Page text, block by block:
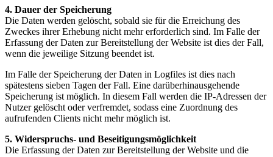
4. Dauer der Speicherung
Die Daten werden gelöscht, sobald sie für die Erreichung des
Zweckes ihrer Erhebung nicht mehr erforderlich sind. Im Falle der
Erfassung der Daten zur Bereitstellung der Website ist dies der Fall,
wenn die jeweilige Sitzung beendet ist.
Im Falle der Speicherung der Daten in Logfiles ist dies nach
spätestens sieben Tagen der Fall. Eine darüberhinausgehende
Speicherung ist möglich. In diesem Fall werden die IP-Adressen der
Nutzer gelöscht oder verfremdet, sodass eine Zuordnung des
aufrufenden Clients nicht mehr möglich ist.
5. Widerspruchs- und Beseitigungsmöglichkeit
Die Erfassung der Daten zur Bereitstellung der Website und die